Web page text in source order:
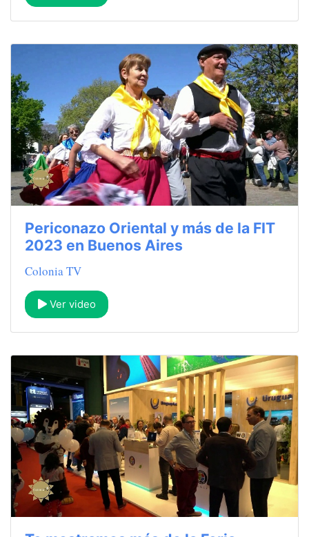
Periconazo Oriental y más de la FIT
2023 en Buenos Aires
Colonia TV
Ver video